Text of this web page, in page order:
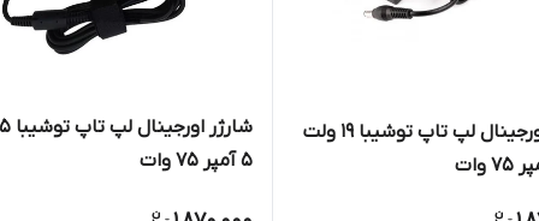
شارژر اورجینال لپ تاپ توشیبا 19 ولت
5 آمپر 75 وات